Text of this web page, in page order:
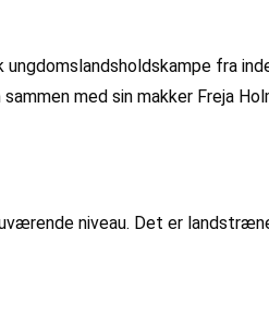
fra
med sin makker Freja
niveau. Det er